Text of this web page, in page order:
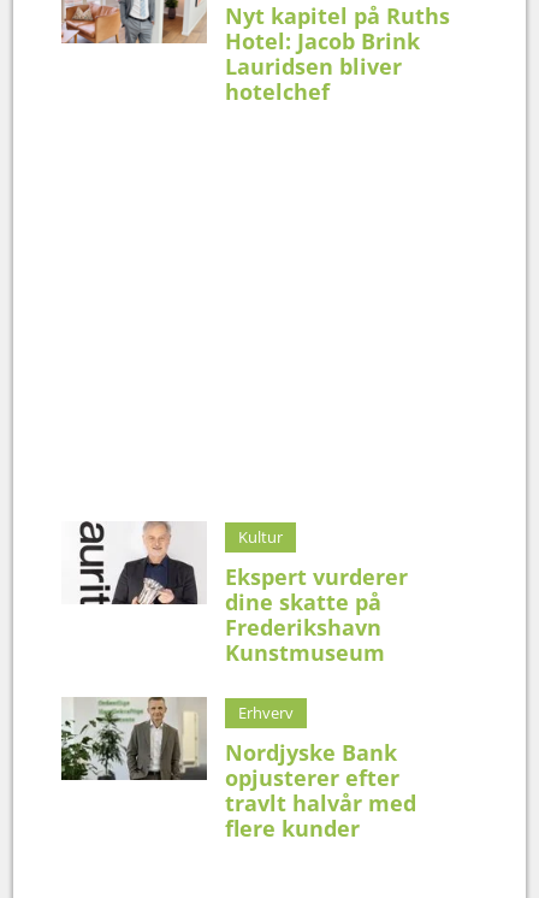
Nyt kapitel på Ruths
Hotel: Jacob Brink
Lauridsen bliver
hotelchef
Kultur
Ekspert vurderer
dine skatte på
Frederikshavn
Kunstmuseum
Erhverv
Nordjyske Bank
opjusterer efter
travlt halvår med
flere kunder